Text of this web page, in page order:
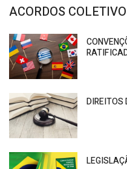
ACORDOS
DIREITOS